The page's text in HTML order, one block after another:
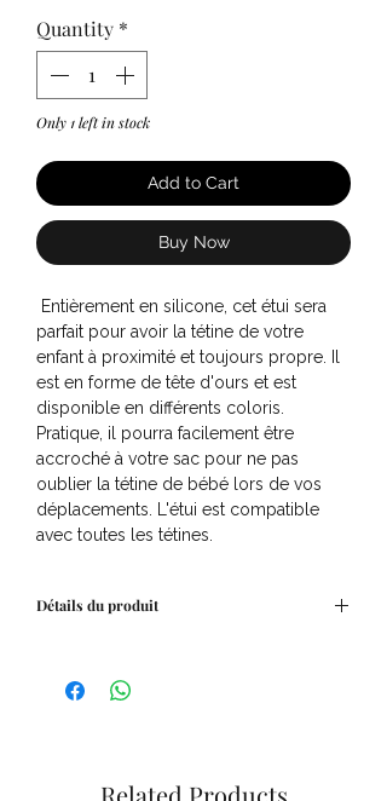
Quantity *
Only 1 left in stock
Add to Cart
Buy Now
Entièrement en silicone, cet étui sera
parfait pour avoir la tétine de votre
enfant à proximité et toujours propre. Il
est en forme de tête d'ours et est
disponible en différents coloris.
Pratique, il pourra facilement être
accroché à votre sac pour ne pas
oublier la tétine de bébé lors de vos
déplacements. L'étui est compatible
avec toutes les tétines.
Détails du produit
Matière : 100% silicone